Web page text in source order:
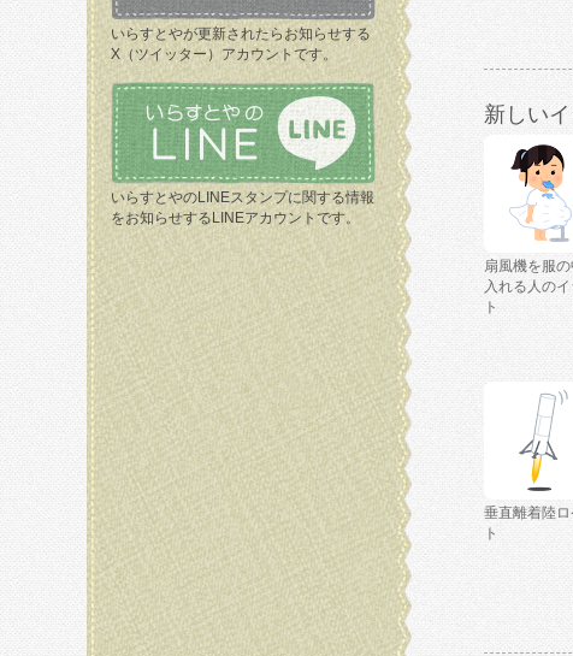
いらすとやが更新されたらお知らせする
X（ツイッター）アカウントです。
いらすとやのLINEスタンプに関する情報
をお知らせするLINEアカウントです。
新しい
扇風機を服の
入れる人の
ト
垂直離着陸ロ
ト